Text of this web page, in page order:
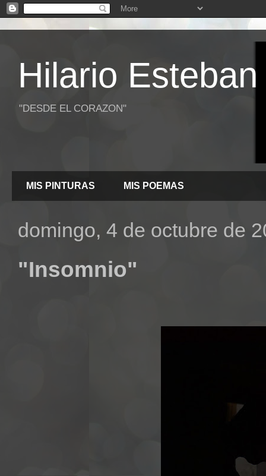
Hilario
"DESDE EL CORAZON"
MIS PINTURAS MIS POEMAS
domingo, 4 de octubre de
"Insomnio"